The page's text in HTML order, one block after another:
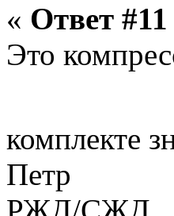
« Ответ #11
Это
комплекте
Петр